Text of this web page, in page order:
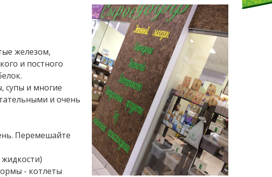
железом,
и постного
супы и многие
и очень
Перемешайте
- котлеты